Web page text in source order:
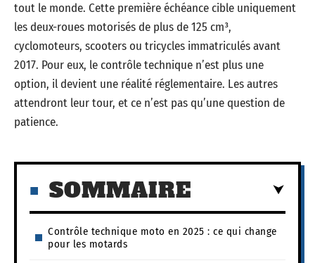
tout le monde. Cette première échéance cible uniquement
les deux-roues motorisés de plus de 125 cm³,
cyclomoteurs, scooters ou tricycles immatriculés avant
2017. Pour eux, le contrôle technique n’est plus une
option, il devient une réalité réglementaire. Les autres
attendront leur tour, et ce n’est pas qu’une question de
patience.
SOMMAIRE
Contrôle technique moto en 2025 : ce qui change
pour les motards